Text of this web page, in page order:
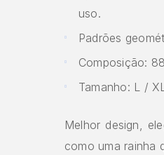
uso.
Padrões
Composição:
Tamanho: L / XL
Melhor design,
como uma rainha